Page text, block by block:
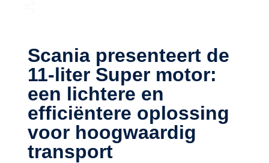
Scania presenteert de
11-liter Super motor:
een lichtere en
efficiëntere oplossing
voor hoogwaardig
transport